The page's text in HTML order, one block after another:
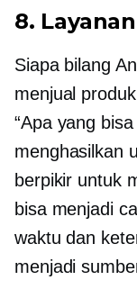
8. Layanan
Siapa bilang
menjual
“Apa yang
menghasilkan
berpikir untuk
bisa menjadi
waktu dan
menjadi